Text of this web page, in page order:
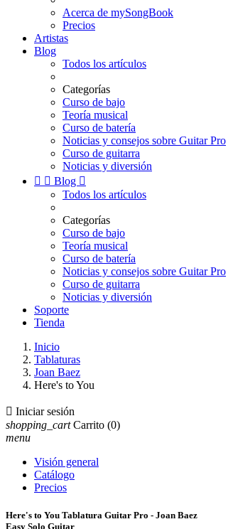
Acerca de mySongBook
Precios
Artistas
Blog
Todos los artículos
Categorías
Curso de bajo
Teoría musical
Curso de batería
Noticias y consejos sobre Guitar Pro
Curso de guitarra
Noticias y diversión
  Blog 
Todos los artículos
Categorías
Curso de bajo
Teoría musical
Curso de batería
Noticias y consejos sobre Guitar Pro
Curso de guitarra
Noticias y diversión
Soporte
Tienda
Inicio
Tablaturas
Joan Baez
Here's to You
 Iniciar sesión
shopping_cart Carrito (0)
menu
Visión general
Catálogo
Precios
Here's to You Tablatura Guitar Pro - Joan Baez
Easy Solo Guitar